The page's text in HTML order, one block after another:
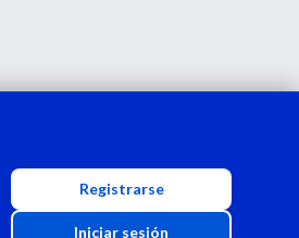
Registrarse
Iniciar sesión